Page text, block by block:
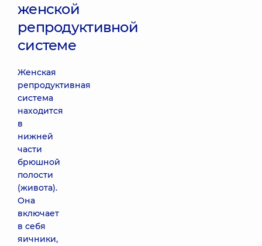
женской
репродуктивной
системе
Женская
репродуктивная
система
находится
в
нижней
части
брюшной
полости
(живота).
Она
включает
в себя
яичники,